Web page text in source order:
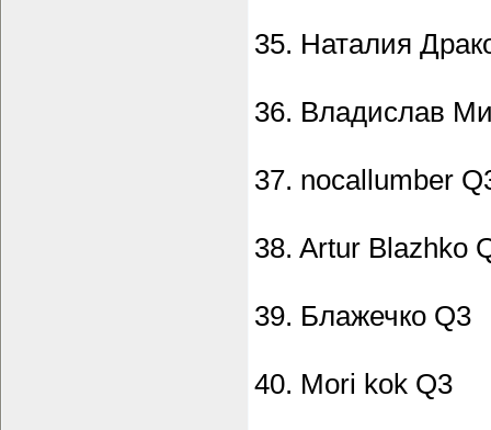
35. Наталия
36. Владислав
37. nocallumber
38. Artur Blazhko
39. Блажечко Q3
40. Mori kok Q3